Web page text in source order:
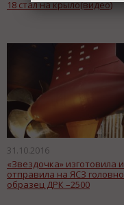
18 стал на крыло(видео)
31.10.2016
«Звездочка» изготовила и
отправила на ЯСЗ
образец ДРК –2500